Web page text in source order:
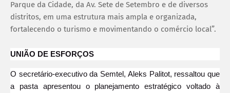
Parque da Cidade, da Av. Sete de Setembro e de diversos
distritos, em uma estrutura mais ampla e organizada,
fortalecendo o turismo e movimentando o comércio local”.
UNIÃO DE ESFORÇOS
O secretário-executivo da Semtel, Aleks Palitot, ressaltou que
a pasta apresentou o planejamento estratégico voltado à